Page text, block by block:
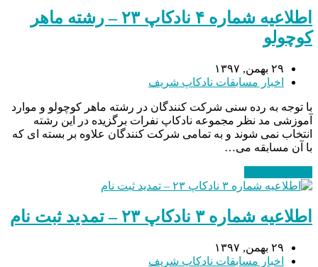
اطلاعیه شماره ۴ نادکاپ ۲۳ – رشته ماهر
کوچولو
۲۹ بهمن, ۱۳۹۷
اخبار مسابقات نادکاپ شریف
با توجه به رده سنی شرکت کنندگان در رشته ماهر کوچولو و موارد
آموزشی مد نظر مجموعه نادکاپ نفرات برگزیده در این رشته
انتخاب نمی شوند و به تمامی شرکت کنندگان علاوه بر بسته ای که
با آن مسابقه می…
اطلاعیه شماره ۳ نادکاپ ۲۳ – تمدید ثبت نام
۲۹ بهمن, ۱۳۹۷
اخبار مسابقات نادکاپ شریف